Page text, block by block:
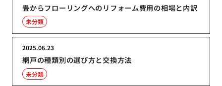
畳からフローリングへのリフォーム費用の相場と内訳
未分類
網戸の種類別の選び方と交換方法
2025.06.23
未分類